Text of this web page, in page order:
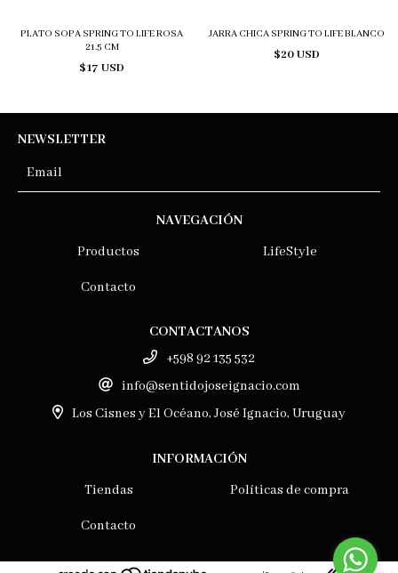
PLATO SOPA SPRING TO LIFE ROSA
21.5 CM
$17 USD
JARRA CHICA SPRING TO LIFE BLANCO
$20 USD
NEWSLETTER
NAVEGACIÓN
Productos
LifeStyle
Contacto
CONTACTANOS
+598 92 135 532
info@sentidojoseignacio.com
Los Cisnes y El Océano, José Ignacio, Uruguay
INFORMACIÓN
Tiendas
Políticas de compra
Contacto